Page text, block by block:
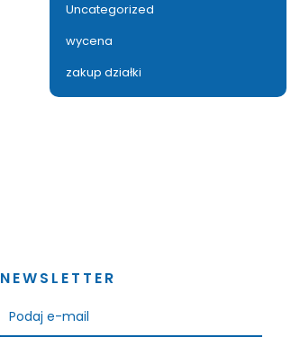
Uncategorized
wycena
zakup działki
NEWSLETTER